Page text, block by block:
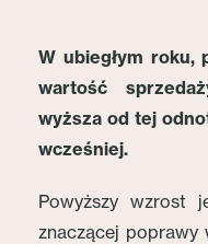
W ubiegłym roku,
wartość
wyższa od tej
wcześniej.
Powyższy wzrost
znaczącej poprawy